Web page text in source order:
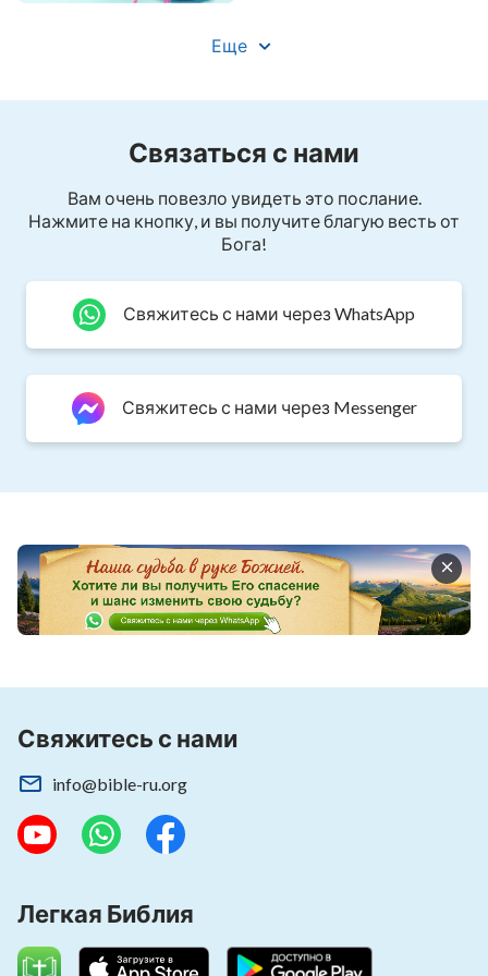
В любви мы неразлучны и счастливы.
Я понимаю Твою волю и всецело ей повинуюсь.
не покину Тебя.
ценю Тебя, дорогой Боже.
Я люблю Тебя, о, люблю Тебя.
Слова Твои – лучшее, что есть в моей жизни.
Аллилу-аллилуйя! Аллилу-аллилуйя!
Аллилу-аллилуйя! Хвала Богу.
Аллилу-аллилуйя! Аллилу-аллилуйя!
Аллилу-аллилуйя! Хвала Богу.
из сборника «Следуйте за Агнцем и пойте
Еще
Связаться с нами
Вам очень повезло увидеть это послание.
Нажмите на кнопку, и вы получите благую весть от
Бога!
Свяжитесь с нами через WhatsApp
Свяжитесь с нами через Messenger
Свяжитесь с нами
info@bible-ru.org
Легкая Библия